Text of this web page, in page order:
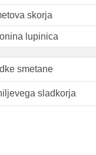
skorja
lupinica
smetane
sladkorja